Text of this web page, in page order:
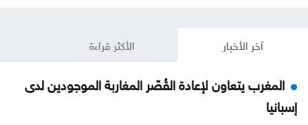
آخر الأخبار الأكثر قراءة
المغرب يتعاون لإعادة القُصّر المغاربة الموجودين لدى
إسبانيا